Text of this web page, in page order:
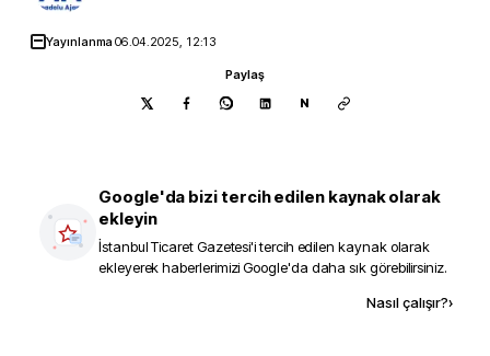
Yayınlanma06.04.2025, 12:13
Paylaş
N
Google'da bizi tercih edilen kaynak olarak
ekleyin
İstanbul Ticaret Gazetesi'i tercih edilen kaynak olarak
ekleyerek haberlerimizi Google'da daha sık görebilirsiniz.
Nasıl çalışır?›